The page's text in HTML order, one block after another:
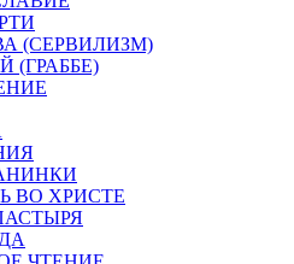
(СЕРВИЛИЗМ)
(ГРАББЕ)
ВО ХРИСТЕ